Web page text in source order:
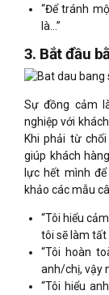
“Để tránh
là…”
3. Bắt đầu
Sự đồng cảm
nghiệp với
Khi phải từ
giúp khách
lực hết mình
khảo các mẫu
“Tôi hiểu
tôi sẽ làm tất
“Tôi hoàn
anh/chị, vậy
“Tôi hiểu